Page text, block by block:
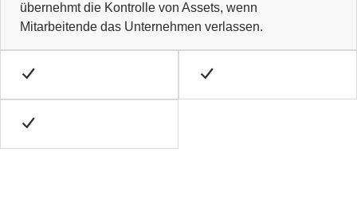
übernehmt die Kontrolle von Assets, wenn
Mitarbeitende das Unternehmen verlassen.